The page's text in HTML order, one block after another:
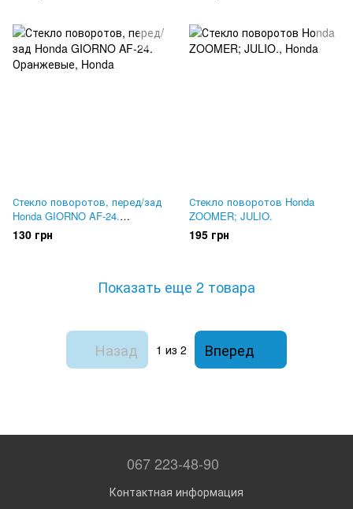
Стекло поворотов, перед/зад
Honda GIORNO AF-24.
Оранжевые
130 грн
Стекло поворотов Honda
ZOOMER; JULIO.
195 грн
Показать еще 2 товара
Назад 1 из 2 Вперед
067 223-48-90
Контактная информация